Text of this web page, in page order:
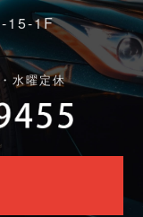
15-1F
水曜定休